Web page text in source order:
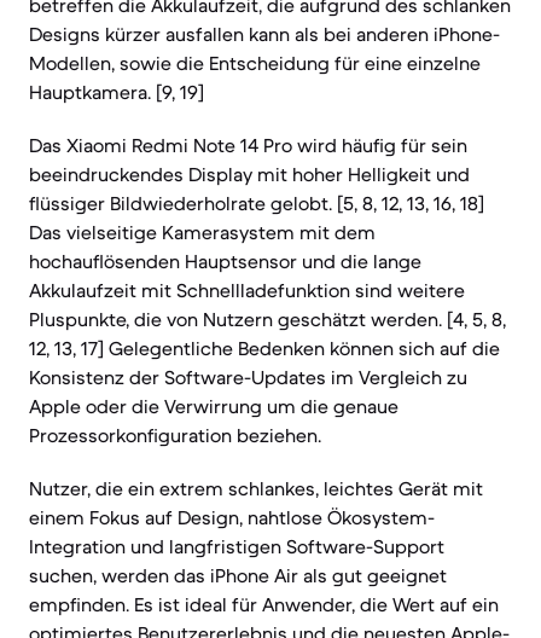
betreffen die Akkulaufzeit, die aufgrund des schlanken
Designs kürzer ausfallen kann als bei anderen iPhone-
Modellen, sowie die Entscheidung für eine einzelne
Hauptkamera. [9, 19]
Das Xiaomi Redmi Note 14 Pro wird häufig für sein
beeindruckendes Display mit hoher Helligkeit und
flüssiger Bildwiederholrate gelobt. [5, 8, 12, 13, 16, 18]
Das vielseitige Kamerasystem mit dem
hochauflösenden Hauptsensor und die lange
Akkulaufzeit mit Schnellladefunktion sind weitere
Pluspunkte, die von Nutzern geschätzt werden. [4, 5, 8,
12, 13, 17] Gelegentliche Bedenken können sich auf die
Konsistenz der Software-Updates im Vergleich zu
Apple oder die Verwirrung um die genaue
Prozessorkonfiguration beziehen.
Nutzer, die ein extrem schlankes, leichtes Gerät mit
einem Fokus auf Design, nahtlose Ökosystem-
Integration und langfristigen Software-Support
suchen, werden das iPhone Air als gut geeignet
empfinden. Es ist ideal für Anwender, die Wert auf ein
optimiertes Benutzererlebnis und die neuesten Apple-